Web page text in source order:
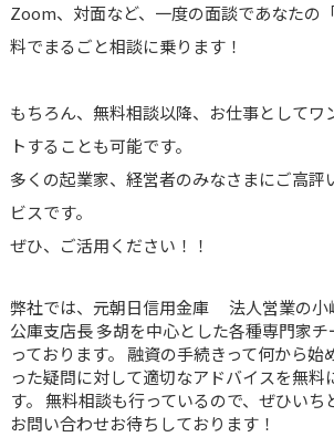
Zoom、対面など、一度の面談であなたの
料でまるごと相談に乗ります！
もちろん、無料相談以降、お仕事としてワ
トすることも可能です。
多くの起業家、経営者のみなさまにご高評
ビスです。
ぜひ、ご活用ください！！
弊社では、元朝日信用金庫 法人営業の小
公庫支店長 多胡を中心とした各種専門家
っております。 融資の手続きって何から始
った疑問に対して適切なアドバイスを無料
す。 無料相談も行っているので、ぜひいち
お問い合わせお待ちしております！